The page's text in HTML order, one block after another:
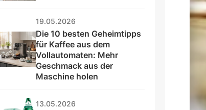
19.05.2026
Die 10 besten Geheimtipps
für Kaffee aus dem
Vollautomaten: Mehr
Geschmack aus der
Maschine holen
13.05.2026